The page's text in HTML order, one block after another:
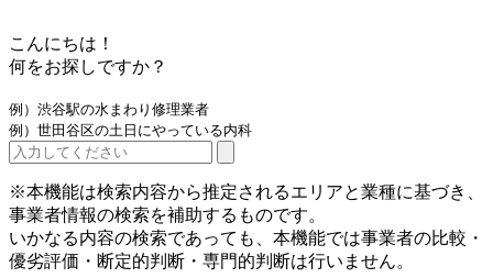
こんにちは！
何をお探しですか？
例）渋谷駅の水まわり修理業者
例）世田谷区の土日にやっている内科
※本機能は検索内容から推定されるエリアと業種に基づき、
事業者情報の検索を補助するものです。
いかなる内容の検索であっても、本機能では事業者の比較・
優劣評価・断定的判断・専門的判断は行いません。